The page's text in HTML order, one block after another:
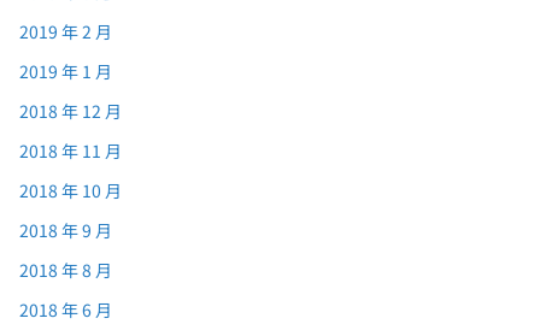
2019 年 2 月
2019 年 1 月
2018 年 12 月
2018 年 11 月
2018 年 10 月
2018 年 9 月
2018 年 8 月
2018 年 6 月